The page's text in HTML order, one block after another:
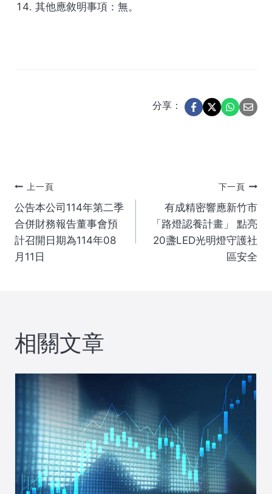
其他應敘明事項：無。
分享：
文
章
導
上一頁
公告本公司114年第二季
合併財務報告董事會預
計召開日期為114年08
月11日
下一頁
有成精密響應新竹市
「路燈認養計畫」 點亮
20盞LED光明燈守護社
區安全
相關文章